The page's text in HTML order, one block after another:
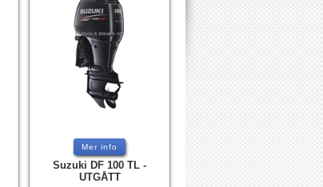
Mer info
Suzuki DF 100 TL -
UTGÅTT